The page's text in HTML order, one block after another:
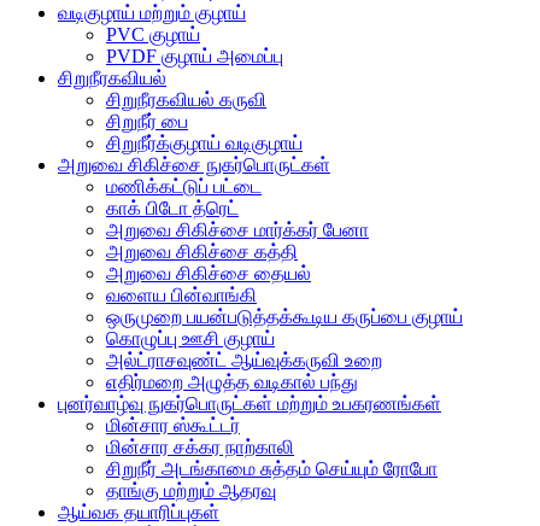
வடிகுழாய் மற்றும் குழாய்
PVC குழாய்
PVDF குழாய் அமைப்பு
சிறுநீரகவியல்
சிறுநீரகவியல் கருவி
சிறுநீர் பை
சிறுநீர்க்குழாய் வடிகுழாய்
அறுவை சிகிச்சை நுகர்பொருட்கள்
மணிக்கட்டுப் பட்டை
காக் பிடோ த்ரெட்
அறுவை சிகிச்சை மார்க்கர் பேனா
அறுவை சிகிச்சை கத்தி
அறுவை சிகிச்சை தையல்
வளைய பின்வாங்கி
ஒருமுறை பயன்படுத்தக்கூடிய கருப்பை குழாய்
கொழுப்பு ஊசி குழாய்
அல்ட்ராசவுண்ட் ஆய்வுக்கருவி உறை
எதிர்மறை அழுத்த வடிகால் பந்து
புனர்வாழ்வு நுகர்பொருட்கள் மற்றும் உபகரணங்கள்
மின்சார ஸ்கூட்டர்
மின்சார சக்கர நாற்காலி
சிறுநீர் அடங்காமை சுத்தம் செய்யும் ரோபோ
தாங்கு மற்றும் ஆதரவு
ஆய்வக தயாரிப்புகள்